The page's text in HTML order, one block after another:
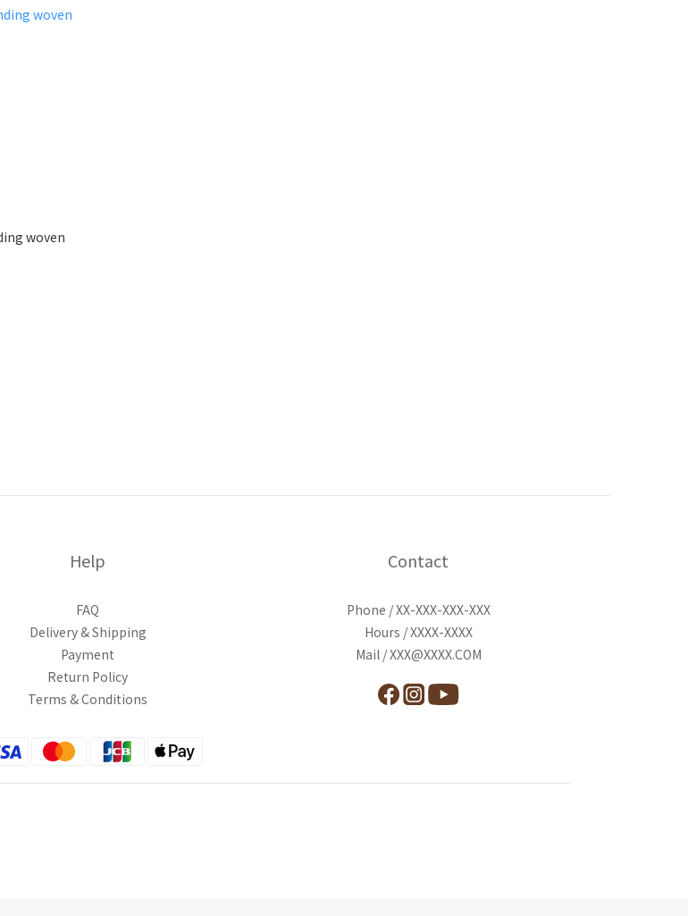
woven
Help
FAQ
Delivery & Shipping
Payment
Return Policy
Terms & Conditions
Contact
Phone / XX-XXX-XXX-XXX
Hours / XXXX-XXXX
Mail / XXX@XXXX.COM